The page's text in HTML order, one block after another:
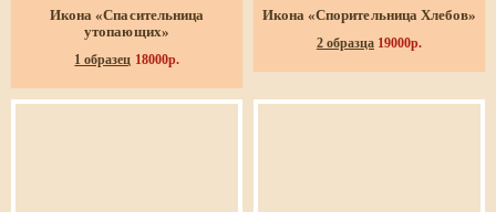
Икона «Спасительница
утопающих»
1 образец 18000р.
Икона «Спорительница Хлебов»
2 образца 19000р.